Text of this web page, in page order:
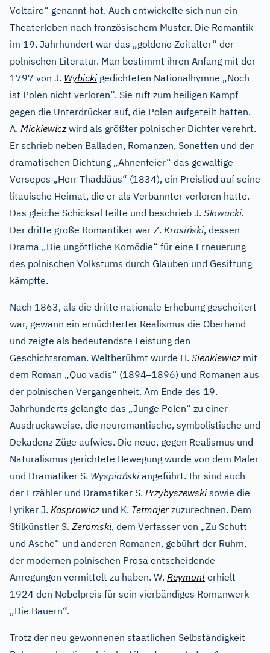
Voltaire“ genannt hat. Auch entwickelte sich nun ein
Theaterleben nach französischem Muster. Die Romantik
im 19. Jahrhundert war das „goldene Zeitalter“ der
polnischen Literatur. Man bestimmt ihren Anfang mit der
1797 von J. Wybickigedichteten Nationalhymne „Noch
ist Polen nicht verloren“. Sie ruft zum heiligen Kampf
gegen die Unterdrücker auf, die Polen aufgeteilt hatten.
A. Mickiewiczwird als größter polnischer Dichter verehrt.
Er schrieb neben Balladen, Romanzen, Sonetten und der
dramatischen Dichtung „Ahnenfeier“ das gewaltige
Versepos „Herr Thaddäus“ (1834), ein Preislied auf seine
litauische Heimat, die er als Verbannter verloren hatte.
Das gleiche Schicksal teilte und beschrieb J. Słowacki.
Der dritte große Romantiker war Z. Krasiński, dessen
Drama „Die ungöttliche Komödie“ für eine Erneuerung
des polnischen Volkstums durch Glauben und Gesittung
kämpfte.
Nach 1863, als die dritte nationale Erhebung gescheitert
war, gewann ein ernüchterter Realismus die Oberhand
und zeigte als bedeutendste Leistung den
Geschichtsroman. Weltberühmt wurde H. Sienkiewiczmit
dem Roman „Quo vadis“ (1894–1896) und Romanen aus
der polnischen Vergangenheit. Am Ende des 19.
Jahrhunderts gelangte das „Junge Polen“ zu einer
Ausdrucksweise, die neuromantische, symbolistische und
Dekadenz-Züge aufwies. Die neue, gegen Realismus und
Naturalismus gerichtete Bewegung wurde von dem Maler
und Dramatiker S. Wyspiańskiangeführt. Ihr sind auch
der Erzähler und Dramatiker S. Przybyszewskisowie die
Lyriker J. Kasprowiczund K. Tetmajer zuzurechnen. Dem
Stilkünstler S.Zeromski, dem Verfasser von „Zu Schutt
und Asche“ und anderen Romanen, gebührt der Ruhm,
der modernen polnischen Prosa entscheidende
Anregungen vermittelt zu haben. W. Reymonterhielt
1924 den Nobelpreis für sein vierbändiges Romanwerk
„Die Bauern“.
Trotz der neu gewonnenen staatlichen Selbständigkeit